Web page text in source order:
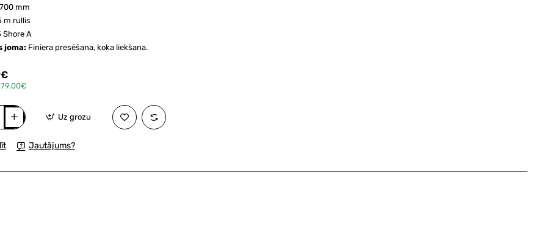
mm
m rullis
Shore A
joma: Finiera presēšana, koka liekšana.
Uz grozu
Jautājums?